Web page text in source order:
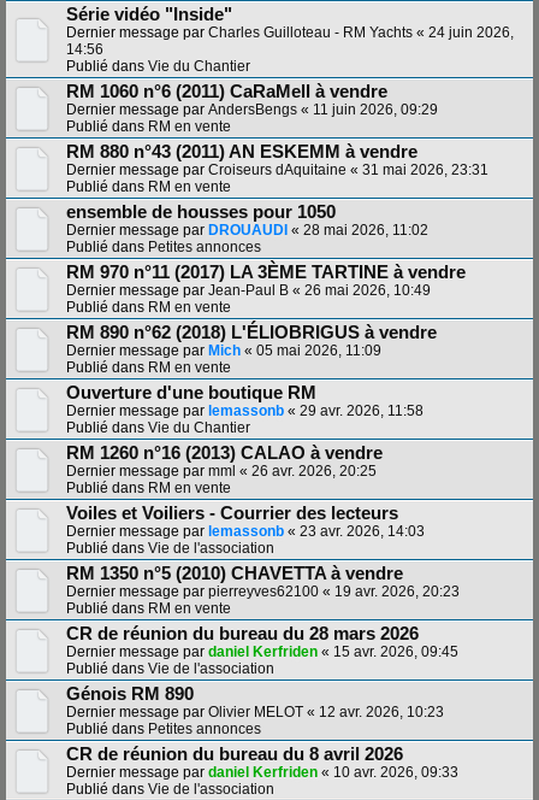
Série vidéo "Inside"
Dernier message par Charles Guilloteau - RM Yachts « 24 juin 2026,
14:56
Publié dans Vie du Chantier
RM 1060 n°6 (2011) CaRaMell à vendre
Dernier message par AndersBengs « 11 juin 2026, 09:29
Publié dans RM en vente
RM 880 n°43 (2011) AN ESKEMM à vendre
Dernier message par Croiseurs dAquitaine « 31 mai 2026, 23:31
Publié dans RM en vente
ensemble de housses pour 1050
Dernier message par DROUAUDI « 28 mai 2026, 11:02
Publié dans Petites annonces
RM 970 n°11 (2017) LA 3ÈME TARTINE à vendre
Dernier message par Jean-Paul B « 26 mai 2026, 10:49
Publié dans RM en vente
RM 890 n°62 (2018) L'ÉLIOBRIGUS à vendre
Dernier message par Mich « 05 mai 2026, 11:09
Publié dans RM en vente
Ouverture d'une boutique RM
Dernier message par lemassonb « 29 avr. 2026, 11:58
Publié dans Vie du Chantier
RM 1260 n°16 (2013) CALAO à vendre
Dernier message par mml « 26 avr. 2026, 20:25
Publié dans RM en vente
Voiles et Voiliers - Courrier des lecteurs
Dernier message par lemassonb « 23 avr. 2026, 14:03
Publié dans Vie de l'association
RM 1350 n°5 (2010) CHAVETTA à vendre
Dernier message par pierreyves62100 « 19 avr. 2026, 20:23
Publié dans RM en vente
CR de réunion du bureau du 28 mars 2026
Dernier message par daniel Kerfriden « 15 avr. 2026, 09:45
Publié dans Vie de l'association
Génois RM 890
Dernier message par Olivier MELOT « 12 avr. 2026, 10:23
Publié dans Petites annonces
CR de réunion du bureau du 8 avril 2026
Dernier message par daniel Kerfriden « 10 avr. 2026, 09:33
Publié dans Vie de l'association